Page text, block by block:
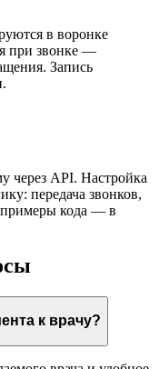
в воронке
при звонке —
Запись
API. Настройка
передача звонков,
примеры кода — в
к врачу?